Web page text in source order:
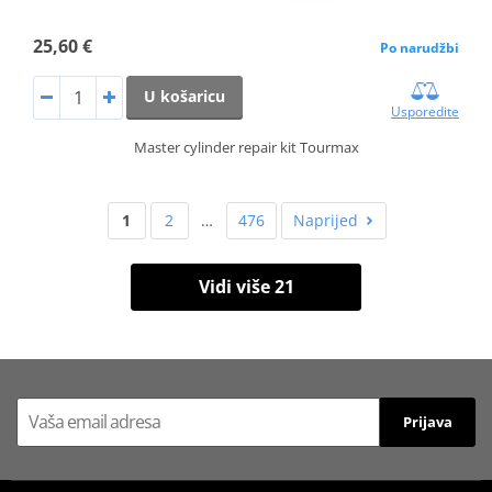
25,60 € Po narudžbi
U košaricu
Usporedite
Master cylinder repair kit Tourmax
1 2 … 476 Naprijed
Vidi više 21
Prijava